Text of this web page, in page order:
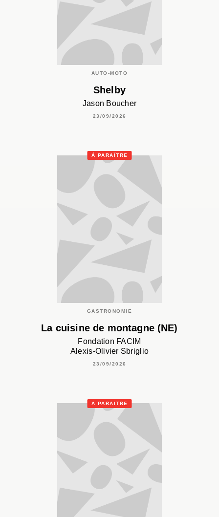
AUTO-MOTO
Shelby
Jason Boucher
23/09/2026
À PARAÎTRE
GASTRONOMIE
La cuisine de montagne (NE)
Fondation FACIM
Alexis-Olivier Sbriglio
23/09/2026
À PARAÎTRE